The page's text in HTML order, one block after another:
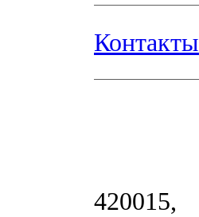
Контакты
420015,